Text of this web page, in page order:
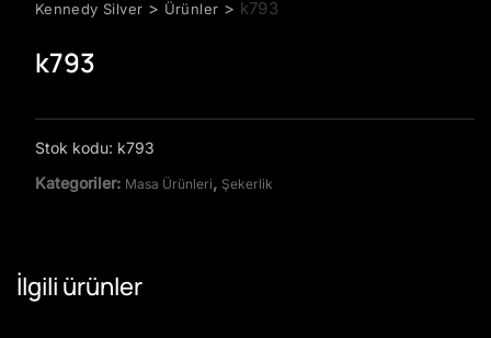
Kennedy Silver > Ürünler > k793
k793
Stok kodu: k793
Kategoriler: Masa Ürünleri, Şekerlik
İlgili ürünler